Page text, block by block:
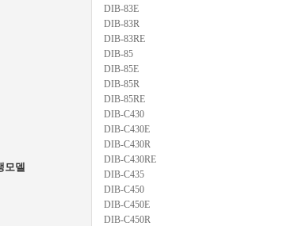
모델
DIB-83E
DIB-83R
DIB-83RE
DIB-85
DIB-85E
DIB-85R
DIB-85RE
DIB-C430
DIB-C430E
DIB-C430R
DIB-C430RE
DIB-C435
DIB-C450
DIB-C450E
DIB-C450R